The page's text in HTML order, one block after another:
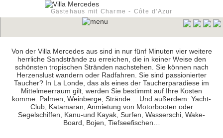
Gästehaus mit Charme - Côte d'Azur
Von der Villa Mercedes aus sind in nur fünf Minuten vier weitere
herrliche Sandstrände zu erreichen, die in keiner Weise den
schönsten tropischen Stränden nachstehen. Sie können nach
Herzenslust wandern oder Radfahren. Sie sind passionierter
Taucher? In La Londe, das als eines der Taucherparadiese im
Mittelmeerraum gilt, werden Sie bestimmt auf Ihre Kosten
komme. Palmen, Weinberge, Strände… Und außerdem: Yacht-
Club, Katamaran, Anmietung von Motorbooten oder
Segelschiffen, Kanu-und Kayak, Surfen, Wasserschi, Wake-
Board, Bojen, Tiefseefischen…